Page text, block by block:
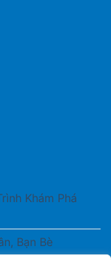
Khám Phá
Bạn Bè